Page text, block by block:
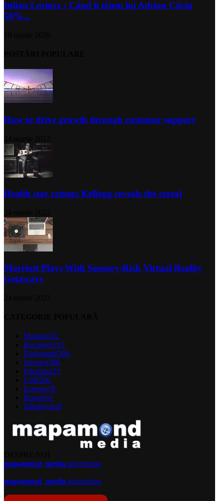
Iulian Lorincz : Când îi tăiem lui Adrian Câciu
50%...
How to drive growth through customer support
Health star ratings Kellogg reveals the cereal
Marriott Plays With Sensory-Rich Virtual Reality
Getaways
Matinal322
București315
Diplomatul309
Investor306
Primăria221
USR206
Externe78
Brașov61
Dâmbovița8
mapamond media advertising
mapamond media advertising